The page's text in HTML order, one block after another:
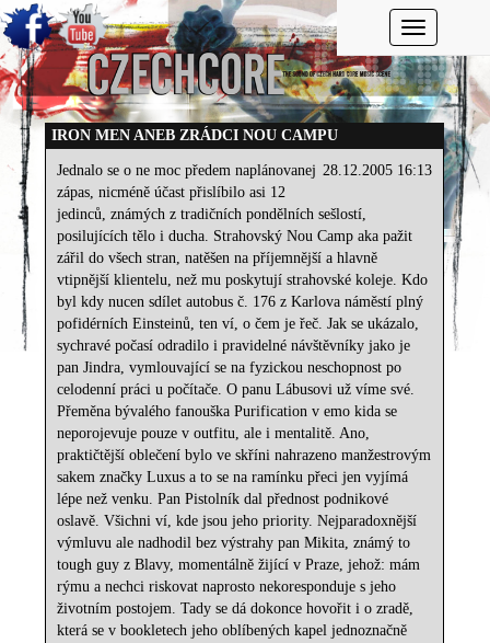
Toggle
IRON MEN ANEB ZRÁDCI NOU CAMPU
28.12.2005 16:13
Jednalo se o ne moc předem naplánovanej
zápas, nicméně účast přislíbilo asi 12
jedinců, známých z tradičních pondělních sešlostí,
posilujících tělo i ducha. Strahovský Nou Camp aka pažit
zářil do všech stran, natěšen na příjemnější a hlavně
vtipnější klientelu, než mu poskytují strahovské koleje. Kdo
byl kdy nucen sdílet autobus č. 176 z Karlova náměstí plný
pofidérních Einsteinů, ten ví, o čem je řeč. Jak se ukázalo,
sychravé počasí odradilo i pravidelné návštěvníky jako je
pan Jindra, vymlouvající se na fyzickou neschopnost po
celodenní práci u počítače. O panu Lábusovi už víme své.
Přeměna bývalého fanouška Purification v emo kida se
neporojevuje pouze v outfitu, ale i mentalitě. Ano,
praktičtější oblečení bylo ve skříni nahrazeno manžestrovým
sakem značky Luxus a to se na ramínku přeci jen vyjímá
lépe než venku. Pan Pistolník dal přednost podnikové
oslavě. Všichni ví, kde jsou jeho priority. Nejparadoxnější
výmluvu ale nadhodil bez výstrahy pan Mikita, známý to
tough guy z Blavy, momentálně žijící v Praze, jehož: mám
rýmu a nechci riskovat naprosto nekoresponduje s jeho
životním postojem. Tady se dá dokonce hovořit i o zradě,
která se v bookletech jeho oblíbených kapel jednoznačně